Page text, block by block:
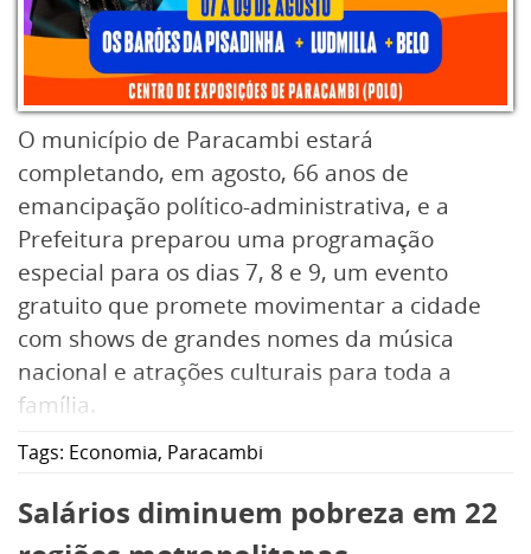
O município de Paracambi estará
completando, em agosto, 66 anos de
emancipação político-administrativa, e a
Prefeitura preparou uma programação
especial para os dias 7, 8 e 9, um evento
gratuito que promete movimentar a cidade
com shows de grandes nomes da música
nacional e atrações culturais para toda a
família.
Além dos tradicionais shows musicais, o fim
de semana contará com parque de diversões,
feira de artesanato com expositores locais,
Tags: Economia, Paracambi
Salários diminuem pobreza em 22